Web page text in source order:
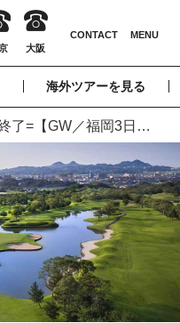
海外ツアーを見る
=受付終了=【GW／福岡3日間3プレー】悠久の地「糸島」の名コースを巡る 福岡3日間（添乗員同行／一人予約可能）